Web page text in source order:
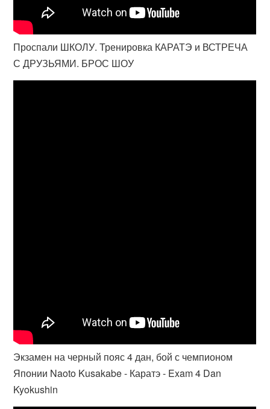
Проспали ШКОЛУ. Тренировка КАРАТЭ и ВСТРЕЧА
С ДРУЗЬЯМИ. БРОС ШОУ
Экзамен на черный пояс 4 дан, бой с чемпионом
Японии Naoto Kusakabe - Каратэ - Exam 4 Dan
Kyokushin